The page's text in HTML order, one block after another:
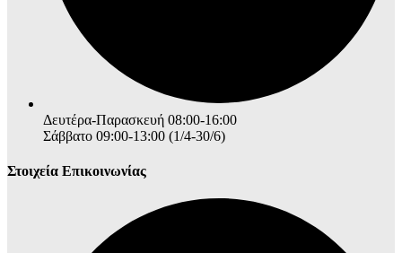
Δευτέρα-Παρασκευή 08:00-16:00
Σάββατο 09:00-13:00 (1/4-30/6)
Στοιχεία Επικοινωνίας